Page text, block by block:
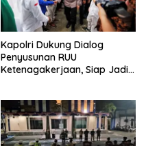
Kapolri Dukung Dialog
Penyusunan RUU
Ketenagakerjaan, Siap Jadi